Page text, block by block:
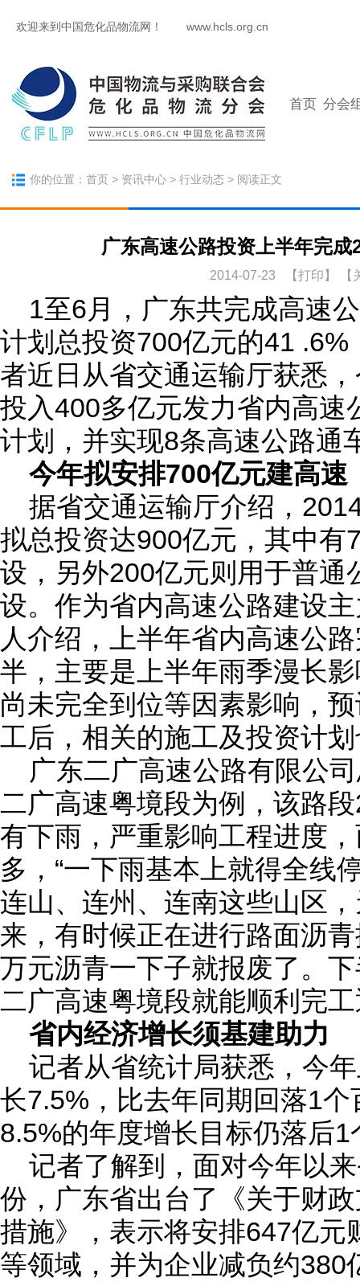
欢迎来到中国危化品物流网！ www.hcls.org.cn
首页 分会
你的位置： 首页 > 资讯中心 > 行业动态 > 阅读正文
广东高速公路投资上半年完
2014-07-23 【打印 】
1至6月，广东共完成高速
计划总投资700亿元的41
者近日从省交通运输厅获悉
投入400多亿元发力省内高速
计划，并实现8条高速公路通
今年拟安排700亿元建高速
据省交通运输厅介绍，
拟总投资达900亿元，其中有
设，另外200亿元则用于普通
设。作为省内高速公路建设
人介绍，上半年省内高速公
半，主要是上半年雨季漫长
尚未完全到位等因素影响，
工后，相关的施工及投资计
广东二广高速公路有限公
二广高速粤境段为例，该路
有下雨，严重影响工程进度
多，“一下雨基本上就得全线
连山、连州、连南这些山区
来，有时候正在进行路面沥
万元沥青一下子就报废了。
二广高速粤境段就能顺利完工
省内经济增长须基建助力
记者从省统计局获悉，今
长7.5%，比去年同期回落1
8.5%的年度增长目标仍落后1
记者了解到，面对今年以
份，广东省出台了《关于财
措施》，表示将安排647亿元
等领域，并为企业减负约380